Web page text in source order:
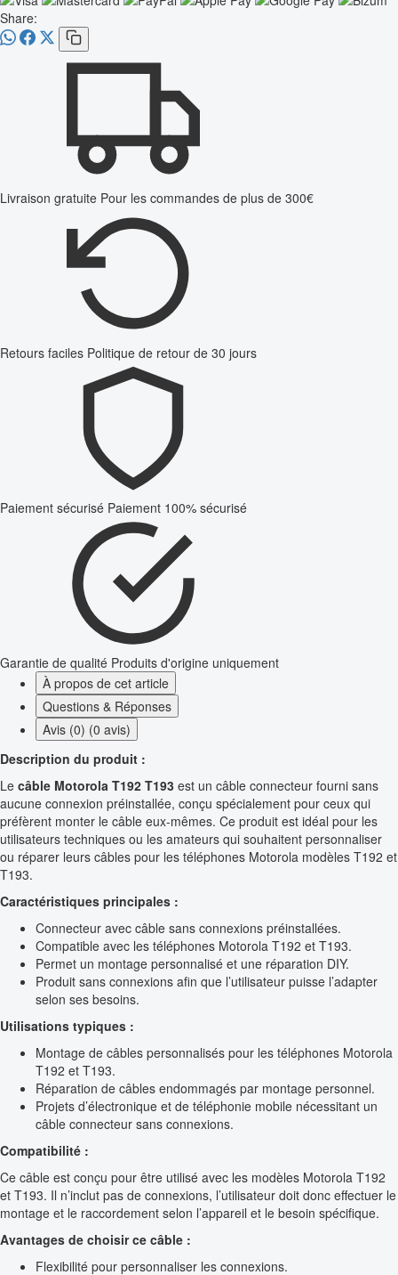
Share:
Livraison gratuite Pour les commandes de plus de 300€
Retours faciles Politique de retour de 30 jours
Paiement sécurisé Paiement 100% sécurisé
Garantie de qualité Produits d'origine uniquement
À propos de cet article
Questions & Réponses
Avis (0) (0 avis)
Description du produit :
Le câble Motorola T192 T193 est un câble connecteur fourni sans
aucune connexion préinstallée, conçu spécialement pour ceux qui
préfèrent monter le câble eux-mêmes. Ce produit est idéal pour les
utilisateurs techniques ou les amateurs qui souhaitent personnaliser
ou réparer leurs câbles pour les téléphones Motorola modèles T192 et
T193.
Caractéristiques principales :
Connecteur avec câble sans connexions préinstallées.
Compatible avec les téléphones Motorola T192 et T193.
Permet un montage personnalisé et une réparation DIY.
Produit sans connexions afin que l’utilisateur puisse l’adapter
selon ses besoins.
Utilisations typiques :
Montage de câbles personnalisés pour les téléphones Motorola
T192 et T193.
Réparation de câbles endommagés par montage personnel.
Projets d’électronique et de téléphonie mobile nécessitant un
câble connecteur sans connexions.
Compatibilité :
Ce câble est conçu pour être utilisé avec les modèles Motorola T192
et T193. Il n’inclut pas de connexions, l’utilisateur doit donc effectuer le
montage et le raccordement selon l’appareil et le besoin spécifique.
Avantages de choisir ce câble :
Flexibilité pour personnaliser les connexions.